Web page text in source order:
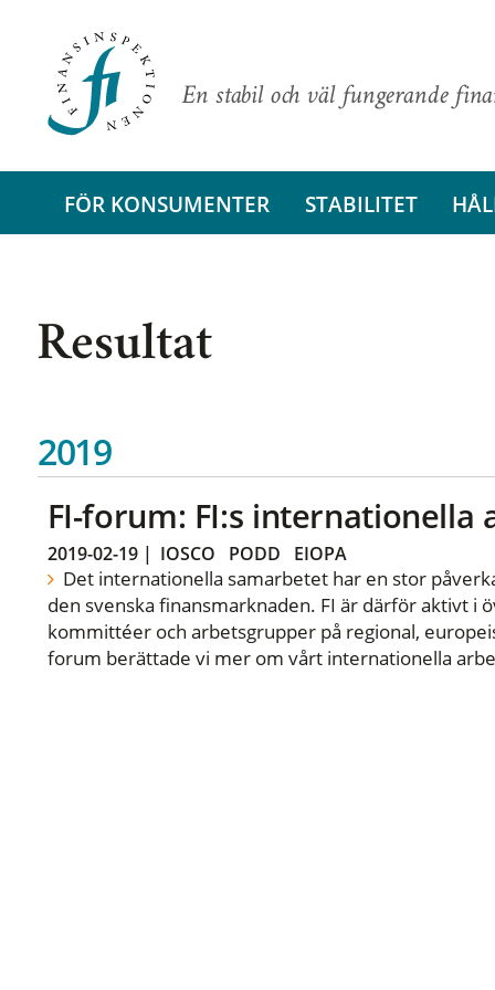
En stabil och väl fungerande
FÖR KONSUMENTER STABILITET
Resultat
2019
FI-forum: FI:s internationella
2019-02-19| IOSCO PODD EIOPA
Det internationella samarbetet har en stor
den svenska finansmarknaden. FI är därför aktivt i
kommittéer och arbetsgrupper på regional,
forum berättade vi mer om vårt internationella